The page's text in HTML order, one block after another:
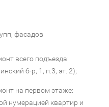
фасадов
всего подъезда:
б-р, 1, п.3, эт. 2);
на первом этаже:
нумерацией квартир и